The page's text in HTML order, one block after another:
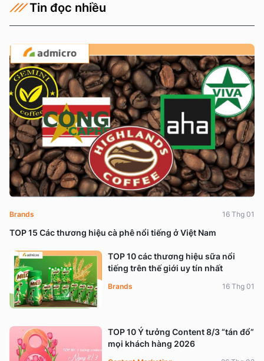
Tin đọc nhiều
TOP 15 Các thương hiệu cà phê nổi tiếng ở Việt Nam
Brands 16 Thg 01
TOP 10 các thương hiệu sữa nổi
tiếng trên thế giới uy tín nhất
Brands 16 Thg 01
TOP 10 Ý tưởng Content 8/3 “tán đổ”
mọi khách hàng 2026